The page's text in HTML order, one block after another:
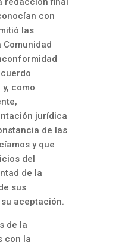
con
las
como
jurídica
de las
y que
del
de la
sus
aceptación.
de la
con la